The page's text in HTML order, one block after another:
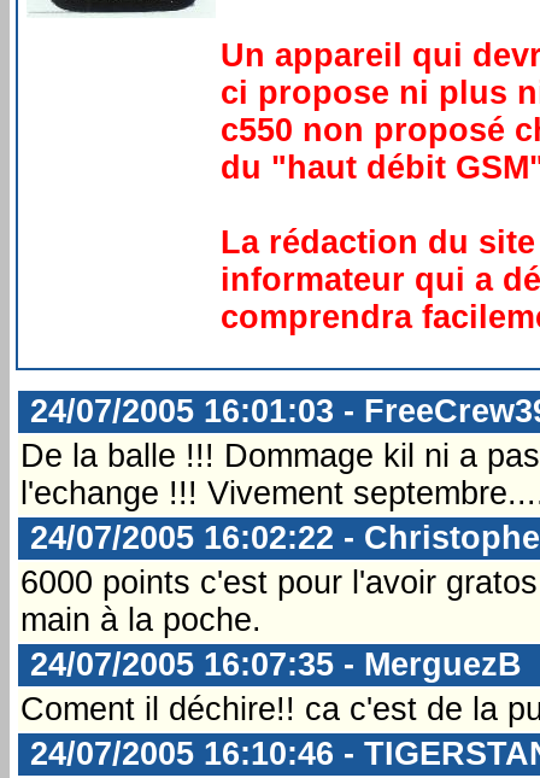
Un appareil qui
ci propose ni plus
c550 non proposé
du "haut débit
La rédaction du
informateur qui a
comprendra
24/07/2005 16:01:03 -
De la balle !!! Dommage kil ni a
l'echange !!! Vivement
24/07/2005 16:02:22 -
6000 points c'est pour l'avoir
main à la poche.
24/07/2005 16:07:35 - MerguezB
Coment il déchire!! ca c'est de la
24/07/2005 16:10:46 -